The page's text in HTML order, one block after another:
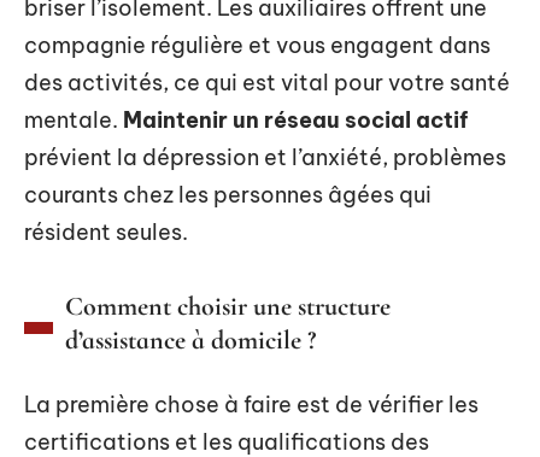
briser l’isolement. Les auxiliaires offrent une
compagnie régulière et vous engagent dans
des activités, ce qui est vital pour votre santé
mentale. Maintenir un réseau social actif
prévient la dépression et l’anxiété, problèmes
courants chez les personnes âgées qui
résident seules.
Comment choisir une structure
d’assistance à domicile ?
La première chose à faire est de vérifier les
certifications et les qualifications des